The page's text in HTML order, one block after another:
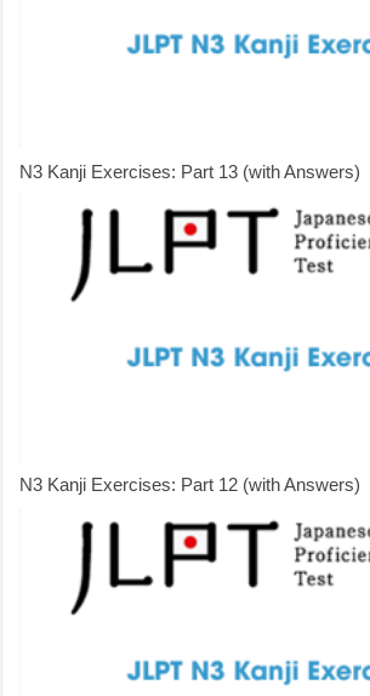
N3 Kanji Exercises: Part 13 (with Answers)
N3 Kanji Exercises: Part 12 (with Answers)